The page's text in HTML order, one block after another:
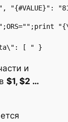
[ " }
и
$1, $2 …